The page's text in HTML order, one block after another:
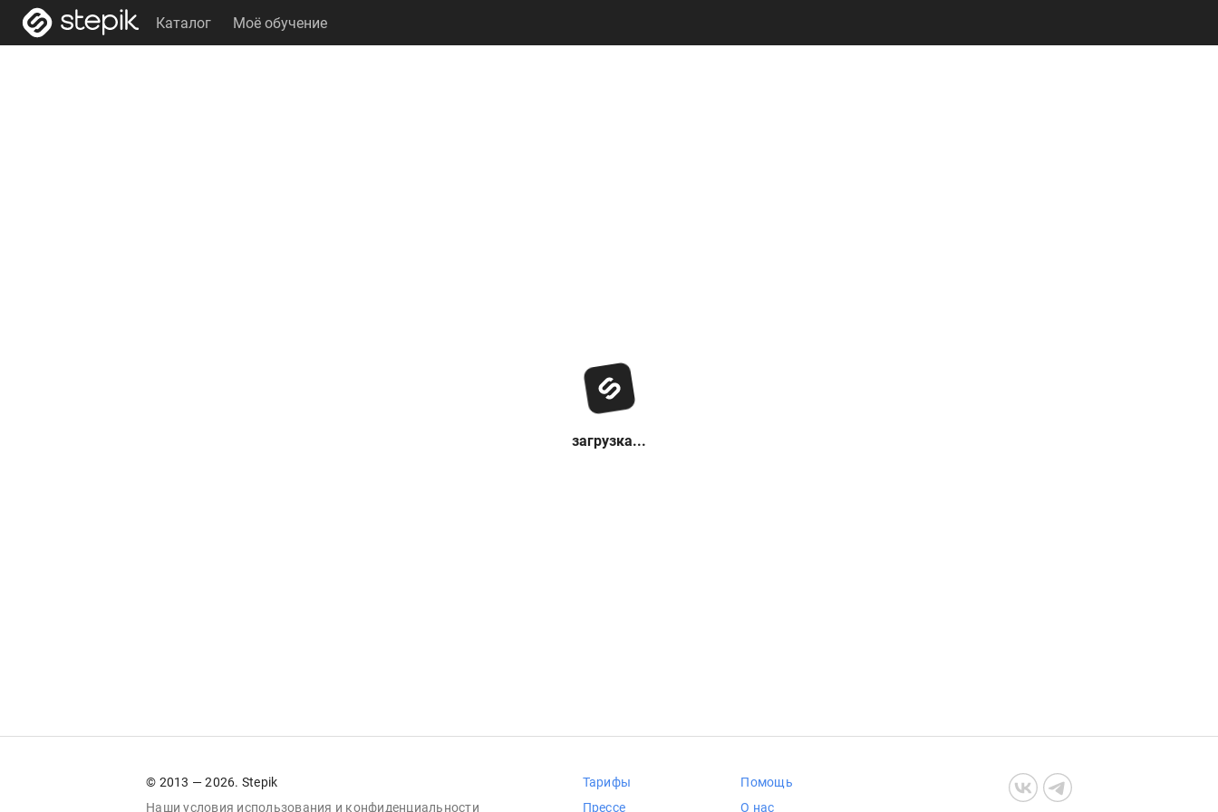
Каталог Моё обучение
загрузка...
© 2013 — 2026. Stepik
Наши условия использования и конфиденциальности
Тарифы
Прессе
Помощь
О нас